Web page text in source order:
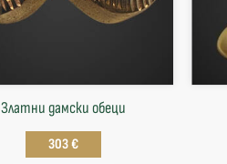
Златни дамски обеци
303 €